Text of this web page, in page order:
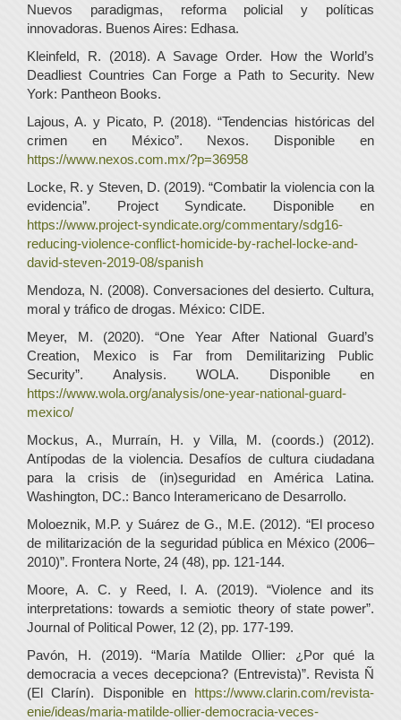
Nuevos paradigmas, reforma policial y políticas
innovadoras. Buenos Aires: Edhasa.
Kleinfeld, R. (2018). A Savage Order. How the World’s
Deadliest Countries Can Forge a Path to Security. New
York: Pantheon Books.
Lajous, A. y Picato, P. (2018). “Tendencias históricas del
crimen en México”. Nexos. Disponible en
https://www.nexos.com.mx/?p=36958
Locke, R. y Steven, D. (2019). “Combatir la violencia con la
evidencia”. Project Syndicate. Disponible en
https://www.project-syndicate.org/commentary/sdg16-
reducing-violence-conflict-homicide-by-rachel-locke-and-
david-steven-2019-08/spanish
Mendoza, N. (2008). Conversaciones del desierto. Cultura,
moral y tráfico de drogas. México: CIDE.
Meyer, M. (2020). “One Year After National Guard’s
Creation, Mexico is Far from Demilitarizing Public
Security”. Analysis. WOLA. Disponible en
https://www.wola.org/analysis/one-year-national-guard-
mexico/
Mockus, A., Murraín, H. y Villa, M. (coords.) (2012).
Antípodas de la violencia. Desafíos de cultura ciudadana
para la crisis de (in)seguridad en América Latina.
Washington, DC.: Banco Interamericano de Desarrollo.
Moloeznik, M.P. y Suárez de G., M.E. (2012). “El proceso
de militarización de la seguridad pública en México (2006–
2010)”. Frontera Norte, 24 (48), pp. 121-144.
Moore, A. C. y Reed, I. A. (2019). “Violence and its
interpretations: towards a semiotic theory of state power”.
Journal of Political Power, 12 (2), pp. 177-199.
Pavón, H. (2019). “María Matilde Ollier: ¿Por qué la
democracia a veces decepciona? (Entrevista)”. Revista Ñ
(El Clarín). Disponible en https://www.clarin.com/revista-
enie/ideas/maria-matilde-ollier-democracia-veces-